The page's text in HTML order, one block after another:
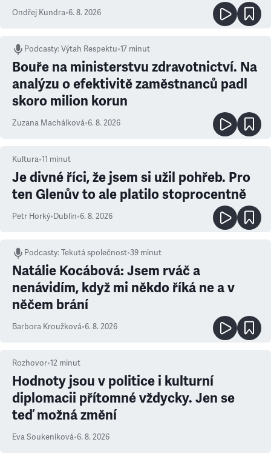
Ondřej Kundra•6. 8. 2026
Podcasty:Výtah Respektu•17 minut
Bouře na ministerstvu zdravotnictví. Na
analýzu o efektivitě zaměstnanců padl
skoro milion korun
Zuzana Machálková•6. 8. 2026
Kultura•11 minut
Je divné říci, že jsem si užil pohřeb. Pro
ten Glenův to ale platilo stoprocentně
Petr Horký•Dublin•6. 8. 2026
Podcasty:Tekutá společnost•39 minut
Natálie Kocábová: Jsem rváč a
nenávidím, když mi někdo říká ne a v
něčem brání
Barbora Kroužková•6. 8. 2026
Rozhovor•12 minut
Hodnoty jsou v politice i kulturní
diplomacii přítomné vždycky. Jen se
teď možná změní
Eva Soukeníková•6. 8. 2026